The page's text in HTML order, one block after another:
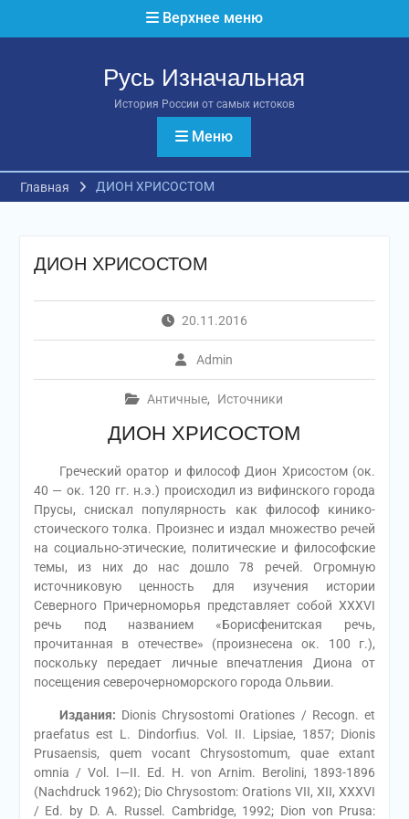
Верхнее меню
Русь Изначальная
История России от самых истоков
Меню
Главная ДИОН ХРИСОСТОМ
ДИОН ХРИСОСТОМ
20.11.2016
Admin
Античные, Источники
ДИОН ХРИСОСТОМ
Греческий оратор и философ Дион Хрисостом (ок.
40 — ок. 120 гг. н.э.) происходил из вифинского города
Прусы, снискал популярность как философ кинико-
стоического толка. Произнес и издал множество речей
на социально-этические, политические и философские
темы, из них до нас дошло 78 речей. Огромную
источниковую ценность для изучения истории
Северного Причерноморья представляет собой XXXVI
речь под названием «Борисфенитская речь,
прочитанная в отечестве» (произнесена ок. 100 г.),
поскольку передает личные впечатления Диона от
посещения северочерноморского города Ольвии.
Издания: Dionis Chrysostomi Orationes / Recogn. et
praefatus est L. Dindorfius. Vol. II. Lipsiae, 1857; Dionis
Prusaensis, quem vocant Chrysostomum, quae extant
omnia / Vol. I—II. Ed. H. von Arnim. Berolini, 1893-1896
(Nachdruck 1962); Dio Chrysostom: Orations VII, XII, XXXVI
/ Ed. by D. A. Russel. Cambridge, 1992; Dion von Prusa: